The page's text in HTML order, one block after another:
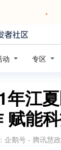
动 专区
年江
赋能
企鹅号 - 腾讯慧